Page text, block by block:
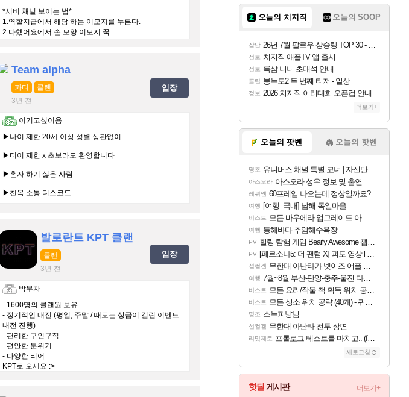
*서버 채널 보이는 법*
1.역할지급에서 해당 하는 이모지를 누른다.
2.다했어요에서 손 모양 이모지 꾹
Team alpha
파티
클랜
3년 전
입장
이기고싶어욤
▶나이 제한 20세 이상 성별 상관없이
▶티어 제한 x 초보라도 환영합니다
▶혼자 하기 싫은 사람
▶친목 소통 디스코드
발로란트 KPT 클랜
클랜
3년 전
입장
박무차
- 1600명의 클랜원 보유
- 정기적인 내전 (평일, 주말 / 때로는 상금이 걸린 이벤트
내전 진행)
- 편리한 구인구직
- 편안한 분위기
- 다양한 티어
KPT로 오세요 :>
오늘의 치지직 오늘의 SOOP
잡담 26년 7월 팔로우 상승량 TOP 30 - 월간 치지직
정보 치지직 애플TV 앱 출시
정보 룩삼 니니 초대석 안내
클립 봉누도2 두 번째 티저 - 일상
정보 2026 치지직 이리대회 오픈컵 안내
더보기+
오늘의 팟벤 오늘의 핫벤
명조 유니버스 채널 특별 코너 | 자신만의 스타일
아스오라 아스오라 성우 정보 및 출연작 모음
레퀴엠 60프레임 나오는데 정상일까요?
여행 [여행_국내] 남해 독일마을
비스트 모든 바우에라 업그레이드 아이템 획득 위치 공략 (89개)
여행 동해바다 추암해수욕장
PV 힐링 탐험 게임 Bearly Awesome 챕터 1 트레일러
PV [페르소나5: 더 팬텀 X] 괴도 영상 l 타카마키 안·댄싱 스타
섭컬겜 무한대 아난타가 넷이즈 어플 달력에 일정 등록
여행 7월~8월 부산-단양-충주-울진 다녀왔어요~
비스트 모든 요리/작물 책 획득 위치 공략 (36개) - 미식가 도전과제
비스트 모든 성소 위치 공략 (40개) - 귀환한 영혼 도전과제
명조 스누피냥님
섭컬겜 무한대 아난타 전투 장면
리밋제로 프롤로그 테스트를 마치고.. (feat. 리아)
새로고침
핫딜 게시판 더보기+